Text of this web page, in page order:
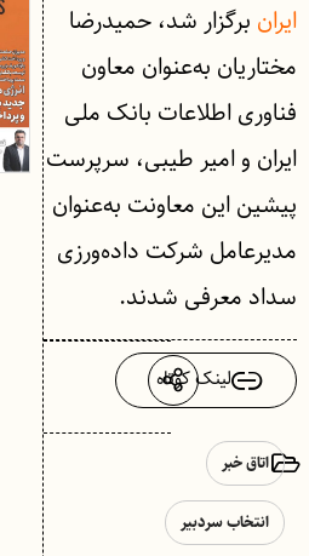
ایران برگزار شد، حمیدرضا
مختاریان به‌عنوان معاون
فناوری اطلاعات بانک ملی
ایران و امیر طیبی، سرپرست
پیشین این معاونت به‌عنوان
مدیرعامل شرکت داده‌ورزی
سداد معرفی شدند.
لینک کوتاه
اتاق خبر
انتخاب سردبیر